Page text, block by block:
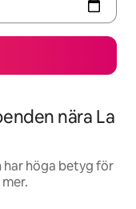
nära La
har höga betyg för